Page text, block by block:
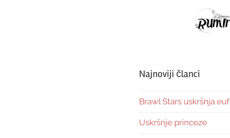
Najnoviji članci
Brawl Stars uskršnja
Uskršnje princeze